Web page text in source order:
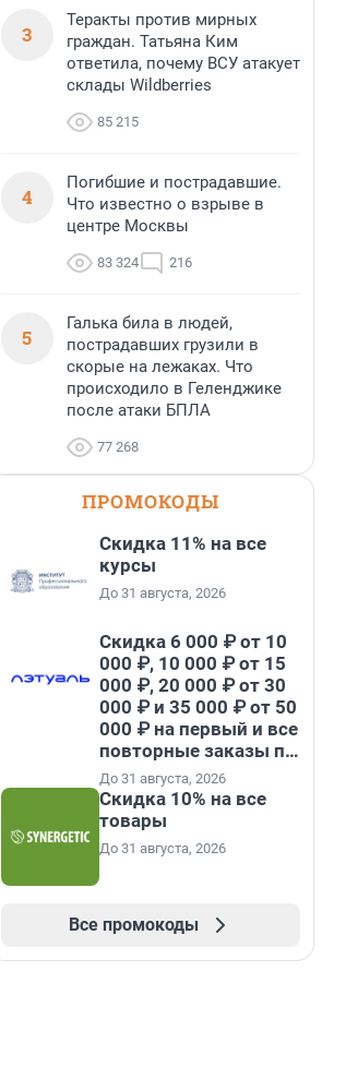
3
Теракты против мирных
граждан. Татьяна Ким
ответила, почему ВСУ атакует
склады Wildberries
85 215
4
Погибшие и пострадавшие.
Что известно о взрыве в
центре Москвы
83 324 216
5
Галька била в людей,
пострадавших грузили в
скорые на лежаках. Что
происходило в Геленджике
после атаки БПЛА
77 268
ПРОМОКОДЫ
Скидка 11% на все
курсы
До 31 августа, 2026
Скидка 6 000 ₽ от 10
000 ₽, 10 000 ₽ от 15
000 ₽, 20 000 ₽ от 30
000 ₽ и 35 000 ₽ от 50
000 ₽ на первый и все
повторные заказы по
промокоду НАБЕРИ
До 31 августа, 2026
Скидка 10% на все
товары
До 31 августа, 2026
Все промокоды